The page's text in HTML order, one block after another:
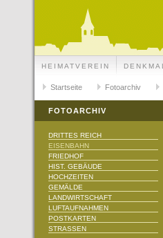
HEIMATVEREIN
Startseite Fotoarchiv
FOTOARCHIV
DRITTES REICH
EISENBAHN
FRIEDHOF
HIST. GEBÄUDE
HOCHZEITEN
GEMÄLDE
LANDWIRTSCHAFT
LUFTAUFNAHMEN
POSTKARTEN
STRASSEN